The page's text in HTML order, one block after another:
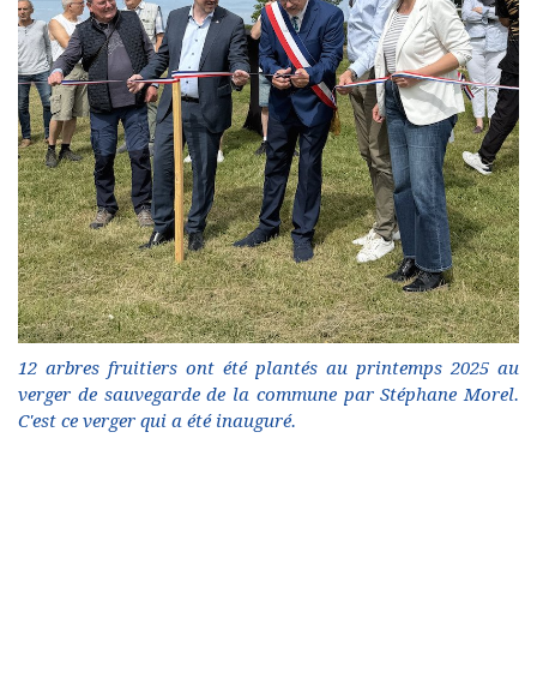
12 arbres fruitiers ont été plantés au printemps 2025 au
verger de sauvegarde de la commune par Stéphane Morel.
C'est ce verger qui a été inauguré.